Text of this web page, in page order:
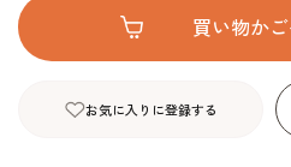
お気に入りに登録する